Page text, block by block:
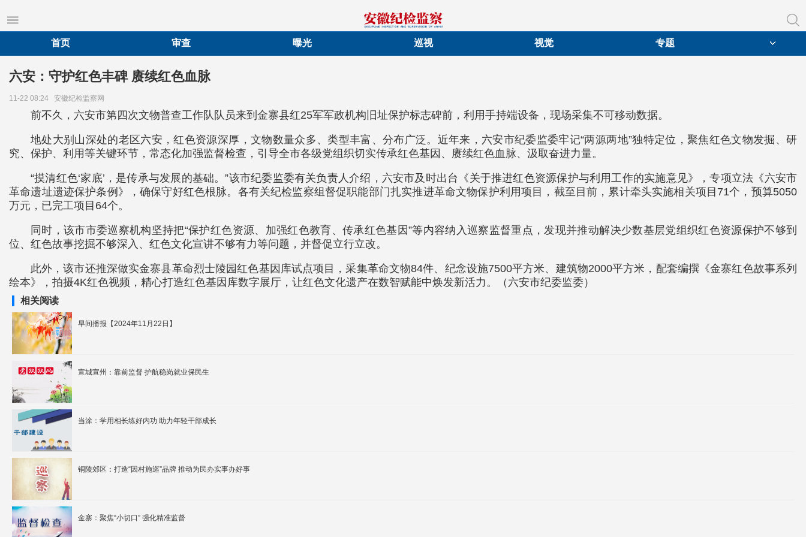
首页
审查 曝光 巡视 视觉 专题
六安：守护红色丰碑 赓续红色血脉
11-22 08:24 安徽纪检监察网
前不久，六安市第四次文物普查工作队队员来到金寨县红25军军政机构旧址保护标志碑前，利用手持端设备，现场采集不可移动数据。
地处大别山深处的老区六安，红色资源深厚，文物数量众多、类型丰富、分布广泛。近年来，六安市纪委监委牢记“两源两地”独特定位，聚焦红色文物发掘、研
究、保护、利用等关键环节，常态化加强监督检查，引导全市各级党组织切实传承红色基因、赓续红色血脉、汲取奋进力量。
“摸清红色‘家底’，是传承与发展的基础。”该市纪委监委有关负责人介绍，六安市及时出台《关于推进红色资源保护与利用工作的实施意见》，专项立法《六安市
革命遗址遗迹保护条例》，确保守好红色根脉。各有关纪检监察组督促职能部门扎实推进革命文物保护利用项目，截至目前，累计牵头实施相关项目71个，预算5050
万元，已完工项目64个。
同时，该市市委巡察机构坚持把“保护红色资源、加强红色教育、传承红色基因”等内容纳入巡察监督重点，发现并推动解决少数基层党组织红色资源保护不够到
位、红色故事挖掘不够深入、红色文化宣讲不够有力等问题，并督促立行立改。
此外，该市还推深做实金寨县革命烈士陵园红色基因库试点项目，采集革命文物84件、纪念设施7500平方米、建筑物2000平方米，配套编撰《金寨红色故事系列
绘本》，拍摄4K红色视频，精心打造红色基因库数字展厅，让红色文化遗产在数智赋能中焕发新活力。（六安市纪委监委）
相关阅读
早间播报【2024年11月22日】
宣城宣州：靠前监督 护航稳岗就业保民生
当涂：学用相长练好内功 助力年轻干部成长
铜陵郊区：打造“因村施巡”品牌 推动为民办实事办好事
金寨：聚焦“小切口” 强化精准监督